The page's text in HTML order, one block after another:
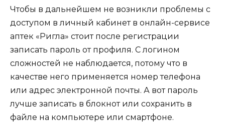
Чтобы в дальнейшем не возникли проблемы с
доступом в личный кабинет в онлайн-сервисе
аптек «Ригла» стоит после регистрации
записать пароль от профиля. С логином
сложностей не наблюдается, потому что в
качестве него применяется номер телефона
или адрес электронной почты. А вот пароль
лучше записать в блокнот или сохранить в
файле на компьютере или смартфоне.